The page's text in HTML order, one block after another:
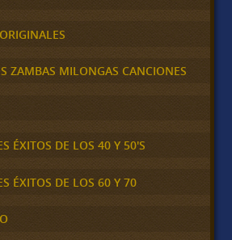
ZAMBAS MILONGAS CANCIONES
ÉXITOS DE LOS 40 Y 50'S
ÉXITOS DE LOS 60 Y 70